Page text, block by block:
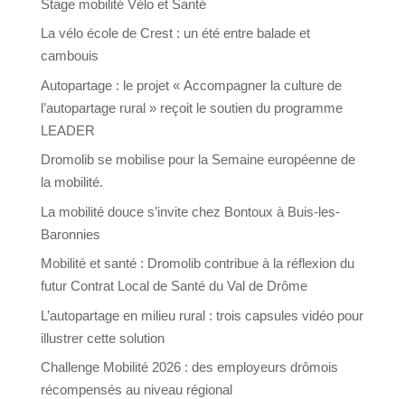
Stage mobilité Vélo et Santé
La vélo école de Crest : un été entre balade et
cambouis
Autopartage : le projet « Accompagner la culture de
l’autopartage rural » reçoit le soutien du programme
LEADER
Dromolib se mobilise pour la Semaine européenne de
la mobilité.
La mobilité douce s’invite chez Bontoux à Buis-les-
Baronnies
Mobilité et santé : Dromolib contribue à la réflexion du
futur Contrat Local de Santé du Val de Drôme
L’autopartage en milieu rural : trois capsules vidéo pour
illustrer cette solution
Challenge Mobilité 2026 : des employeurs drômois
récompensés au niveau régional